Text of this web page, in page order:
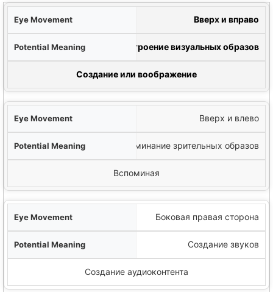
Вверх и вправо
Построение визуальных образов
Создание или воображение
Вверх и влево
Воспоминание зрительных образов
Вспоминая
Боковая правая сторона
Создание звуков
Создание аудиоконтента